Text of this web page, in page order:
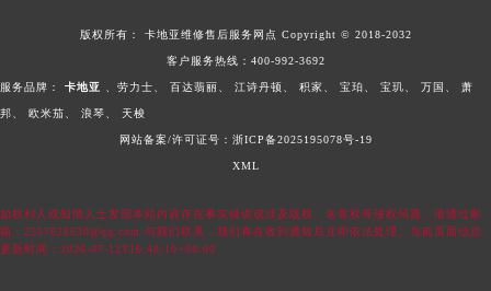
版权所有： 卡地亚维修售后服务网点 Copyright © 2018-2032
客户服务热线： 400-992-3692
服务品牌： 卡地亚 、劳力士、 百达翡丽、 江诗丹顿、 积家、 宝珀、 宝玑、 万国、 萧
邦、 欧米茄、 浪琴、 天梭
网站备案/许可证号：浙ICP备2025195078号-19
XML
如权利人或知情人士发现本站内容存在事实错误或涉及版权、名誉权等侵权问题，请通过邮
箱：2557628530@qq.com 与我们联系，我们将在收到通知后立即依法处理。当前页面信息
更新时间：2026-07-12T16:48:10+08:00